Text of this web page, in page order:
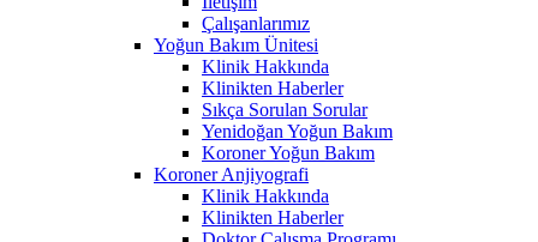
Çalışanlarımız
Yoğun Bakım Ünitesi
Klinik Hakkında
Klinikten Haberler
Sıkça Sorulan Sorular
Yenidoğan Yoğun Bakım
Koroner Yoğun Bakım
Koroner Anjiyografi
Klinik Hakkında
Klinikten Haberler